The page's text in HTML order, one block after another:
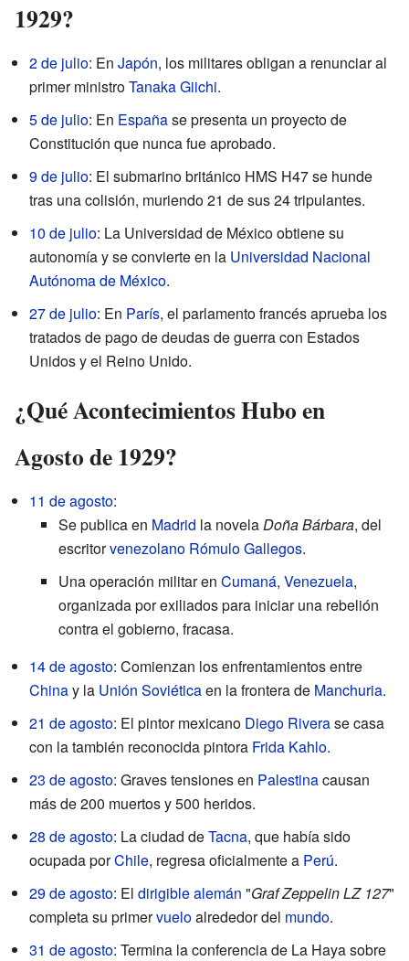
1929?
2 de julio: En Japón, los militares obligan a renunciar al
primer ministroTanaka Giichi.
5 de julio: En Españase presenta un proyecto de
Constitución que nunca fue aprobado.
9 de julio: El submarino británico HMS H47 se hunde
tras una colisión, muriendo 21 de sus 24 tripulantes.
10 de julio: La Universidad de México obtiene su
autonomía y se convierte en la Universidad Nacional
Autónoma de México.
27 de julio: En París, el parlamento francés aprueba los
tratados de pago de deudas de guerra con Estados
Unidos y el Reino Unido.
¿Qué Acontecimientos Hubo en
Agosto de 1929?
11 de agosto:
Se publica en Madrid la novela Doña Bárbara, del
escritorvenezolano Rómulo Gallegos.
Una operación militar en Cumaná, Venezuela,
organizada por exiliados para iniciar una rebelión
contra el gobierno, fracasa.
14 de agosto: Comienzan los enfrentamientos entre
Chinay la Unión Soviéticaen la frontera de Manchuria.
21 de agosto: El pintor mexicano Diego Riverase casa
con la también reconocida pintora Frida Kahlo.
23 de agosto: Graves tensiones en Palestinacausan
más de 200 muertos y 500 heridos.
28 de agosto: La ciudad deTacna, que había sido
ocupada porChile, regresa oficialmente a Perú.
29 de agosto: El dirigiblealemán "Graf Zeppelin LZ 127"
completa su primervueloalrededor del mundo.
31 de agosto: Termina la conferencia de La Haya sobre